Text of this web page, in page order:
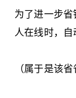
为了进一步
人在线时，自
（属于是该